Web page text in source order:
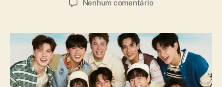
r
p
o
d
e
p
u
b
Nenhum comentárioe
l
e
n
c
o